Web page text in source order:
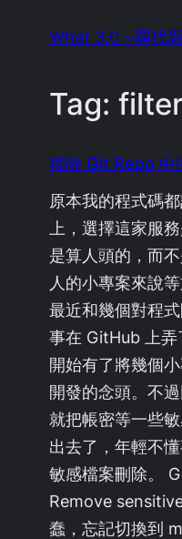
What 3.0 ~尋找
Tag:
移除 Git Repo
原本我的程式碼
上，選擇這家服
是算人頭的，而
人的小專案來說
最近和幾個對程
事在 GitHub 上
開始有了將幾個
開發的念頭。不
就把帳密等一些
出去了，年輕不
敏感檔案刪除。
Remove
蠢，忘記切換到